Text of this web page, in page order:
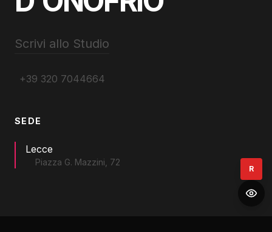
Scrivi allo Studio
+39 320 7044664
SEDE
Lecce
Piazza G. Mazzini, 72
R